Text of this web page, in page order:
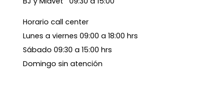
Horario call center
Lunes a viernes 09:00 a 18:00 hrs
Sábado 09:30 a 15:00 hrs
Domingo sin atención